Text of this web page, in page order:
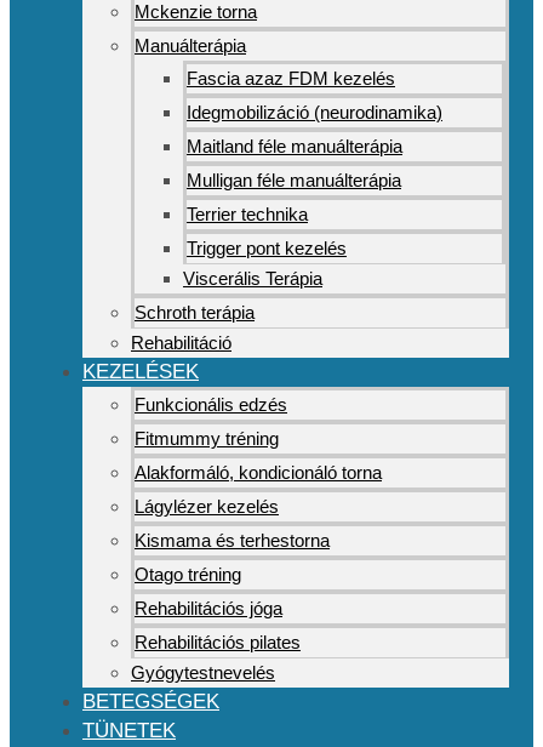
Mckenzie torna
Manuálterápia
Fascia azaz FDM kezelés
Idegmobilizáció (neurodinamika)
Maitland féle manuálterápia
Mulligan féle manuálterápia
Terrier technika
Trigger pont kezelés
Viscerális Terápia
Schroth terápia
Rehabilitáció
KEZELÉSEK
Funkcionális edzés
Fitmummy tréning
Alakformáló, kondicionáló torna
Lágylézer kezelés
Kismama és terhestorna
Otago tréning
Rehabilitációs jóga
Rehabilitációs pilates
Gyógytestnevelés
BETEGSÉGEK
TÜNETEK